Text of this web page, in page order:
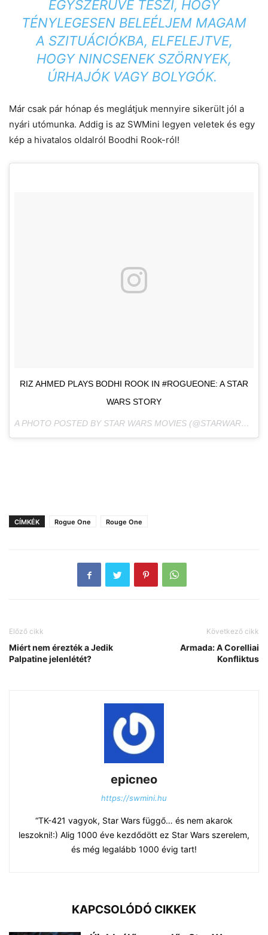
EGYSZERŰVÉ TESZI, HOGY
TÉNYLEGESEN BELEÉLJEM MAGAM
A SZITUÁCIÓKBA, ELFELEJTVE,
HOGY NINCSENEK SZÖRNYEK,
ÚRHAJÓK VAGY BOLYGÓK.
Már csak pár hónap és meglátjuk mennyire sikerült jól a
nyári utómunka. Addig is az SWMini legyen veletek és egy
kép a hivatalos oldalról Boodhi Rook-ról!
RIZ AHMED PLAYS BODHI ROOK IN #ROGUEONE: A STAR
WARS STORY
A PHOTO POSTED BY STAR WARS MOVIES (@STARWARSMOVIES) ON
CÍMKÉK Rogue One Rouge One
Előző cikk
Miért nem érezték a Jedik
Palpatine jelenlétét?
Következő cikk
Armada: A Corelliai
Konfliktus
epicneo
https://swmini.hu
“TK-421 vagyok, Star Wars függő… és nem akarok
leszokni!:) Alig 1000 éve kezdődött ez Star Wars szerelem,
és még legalább 1000 évig tart!
KAPCSOLÓDÓ CIKKEK